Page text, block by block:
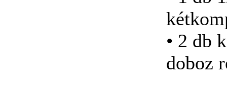
• 2 db
doboz